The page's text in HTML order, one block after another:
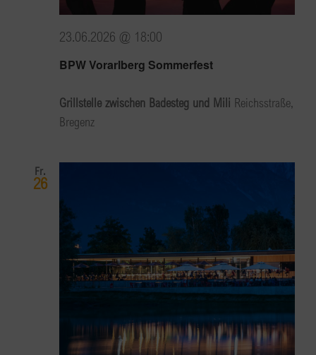
BPW Vorarlberg Sommerfest
23.06.2026 @ 18:00
Grillstelle zwischen Badesteg und Mili Reichsstraße,
Bregenz
Fr.
26